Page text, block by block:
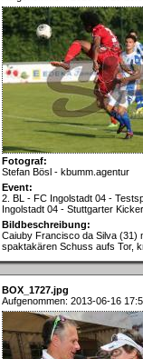
Fotograf:
Stefan Bösl - kbumm.agentur
Event:
2. BL - FC Ingolstadt 04 -
Ingolstadt 04 - Stuttgarter
Bildbeschreibung:
Caiuby Francisco da Silva (31)
spaktakären Schuss aufs Tor,
BOX_1727.jpg
Aufgenommen: 2013-06-16